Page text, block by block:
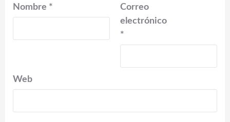
Nombre *
Correo
electrónico
*
Web